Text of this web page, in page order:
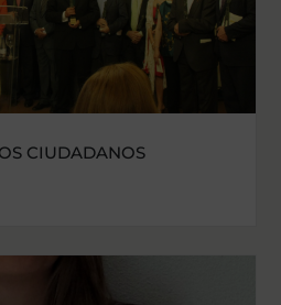
CIUDADANOS